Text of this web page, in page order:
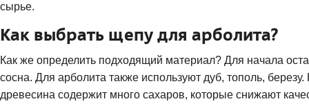
сырье.
Как выбрать щепу для арболита?
Как же определить подходящий материал? Для начала
сосна. Для арболита также используют дуб, тополь,
древесина содержит много сахаров, которые снижают